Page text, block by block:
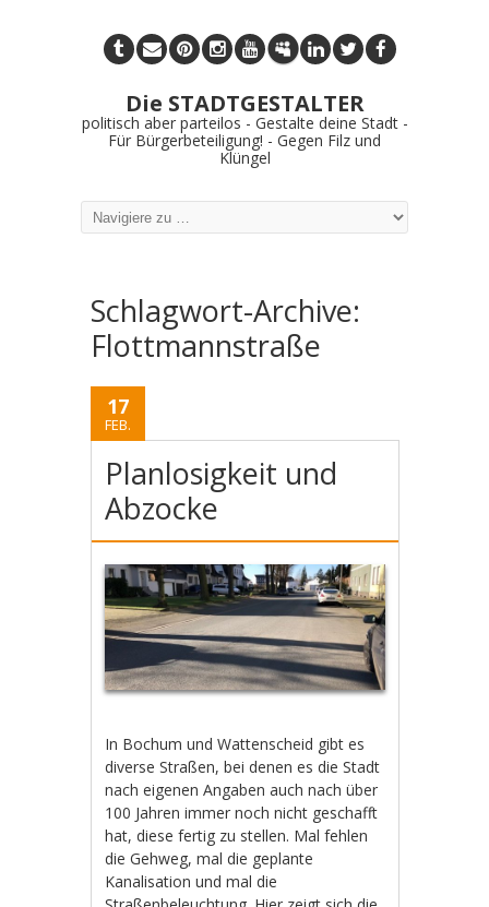
Die STADTGESTALTER
politisch aber parteilos - Gestalte deine Stadt -
Für Bürgerbeteiligung! - Gegen Filz und
Klüngel
Schlagwort-Archive:
Flottmannstraße
17
FEB.
Planlosigkeit und
Abzocke
In Bochum und Wattenscheid gibt es
diverse Straßen, bei denen es die Stadt
nach eigenen Angaben auch nach über
100 Jahren immer noch nicht geschafft
hat, diese fertig zu stellen. Mal fehlen
die Gehweg, mal die geplante
Kanalisation und mal die